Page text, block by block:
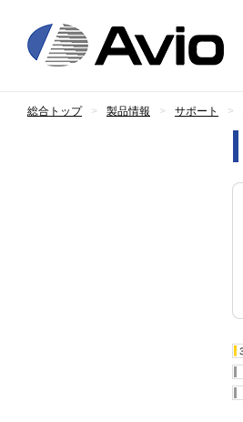
総合トップ 製品情報 サポート